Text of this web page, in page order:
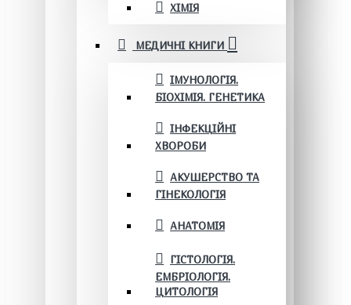
ХІМІЯ
МЕДИЧНІ КНИГИ
ІМУНОЛОГІЯ.
БІОХІМІЯ. ГЕНЕТИКА
ІНФЕКЦІЙНІ
ХВОРОБИ
АКУШЕРСТВО ТА
ГІНЕКОЛОГІЯ
АНАТОМІЯ
ГІСТОЛОГІЯ.
ЕМБРІОЛОГІЯ.
ЦИТОЛОГІЯ